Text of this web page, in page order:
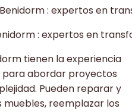
: expertos en
tienen la experiencia
para abordar proyectos
Pueden reparar y
reemplazar los